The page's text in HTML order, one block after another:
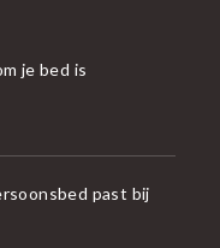
je bed is
past bij